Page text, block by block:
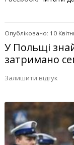
Опубліковано: 10
У Польщі
затримано
Залишити відгук